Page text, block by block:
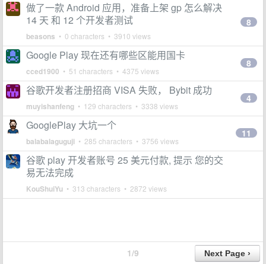
做了一款 Android 应用，准备上架 gp 怎么解决
14 天 和 12 个开发者测试
beasons • 0 characters • 3910 views
8
Google Play 现在还有哪些区能用国卡
cced1900 • 51 characters • 4375 views
8
谷歌开发者注册招商 VISA 失败， Bybit 成功
muyishanfeng • 129 characters • 3338 views
4
GooglePlay 大坑一个
balabalaguguji • 285 characters • 3756 views
11
谷歌 play 开发者账号 25 美元付款, 提示 您的交
易无法完成
KouShuiYu • 313 characters • 2872 views
1/9